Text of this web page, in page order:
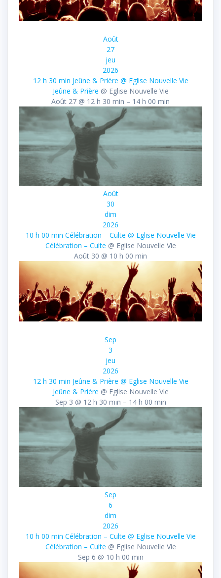
Août
27
jeu
2026
12 h 30 min Jeûne & Prière @ Eglise Nouvelle Vie
Jeûne & Prière @ Eglise Nouvelle Vie
Août 27 @ 12 h 30 min – 14 h 00 min
Août
30
dim
2026
10 h 00 min Célébration – Culte @ Eglise Nouvelle Vie
Célébration – Culte @ Eglise Nouvelle Vie
Août 30 @ 10 h 00 min
Sep
3
jeu
2026
12 h 30 min Jeûne & Prière @ Eglise Nouvelle Vie
Jeûne & Prière @ Eglise Nouvelle Vie
Sep 3 @ 12 h 30 min – 14 h 00 min
Sep
6
dim
2026
10 h 00 min Célébration – Culte @ Eglise Nouvelle Vie
Célébration – Culte @ Eglise Nouvelle Vie
Sep 6 @ 10 h 00 min